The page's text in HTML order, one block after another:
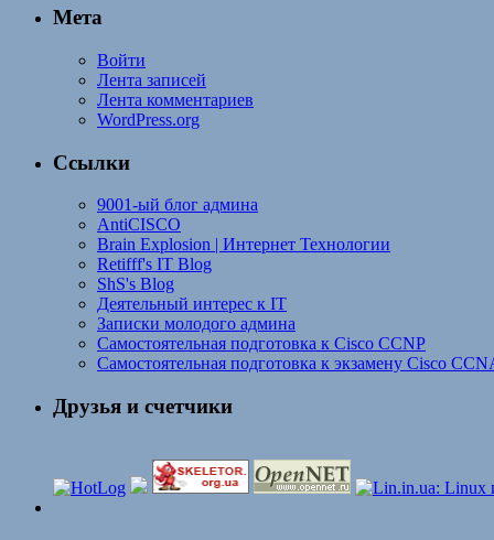
Мета
Войти
Лента записей
Лента комментариев
WordPress.org
Ссылки
9001-ый блог админа
AntiCISCO
Brain Explosion | Интернет Технологии
Retifff's IT Blog
ShS's Blog
Деятельный интерес к IT
Записки молодого админа
Самостоятельная подготовка к Cisco CCNP
Самостоятельная подготовка к экзамену Cisco
Друзья и счетчики